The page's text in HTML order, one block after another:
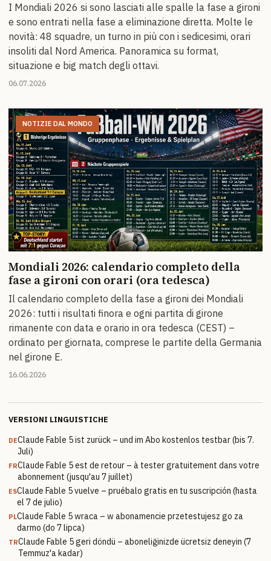
I Mondiali 2026 si sono lasciati alle spalle la fase a gironi
e sono entrati nella fase a eliminazione diretta. Molte le
novità: 48 squadre, un turno in più con i sedicesimi, orari
insoliti dal Nord America. Panoramica su format,
situazione e big match degli ottavi.
06.07.2026
NOTIZIE DAL MONDO
Mondiali 2026: calendario completo della
fase a gironi con orari (ora tedesca)
Il calendario completo della fase a gironi dei Mondiali
2026: tutti i risultati finora e ogni partita di girone
rimanente con data e orario in ora tedesca (CEST) –
ordinato per giornata, comprese le partite della Germania
nel girone E.
16.06.2026
VERSIONI LINGUISTICHE
DEClaude Fable 5 ist zurück – und im Abo kostenlos testbar (bis 7.
Juli)
FRClaude Fable 5 est de retour – à tester gratuitement dans votre
abonnement (jusqu'au 7 juillet)
ESClaude Fable 5 vuelve – pruébalo gratis en tu suscripción (hasta
el 7 de julio)
PLClaude Fable 5 wraca – w abonamencie przetestujesz go za
darmo (do 7 lipca)
TRClaude Fable 5 geri döndü – aboneliğinizde ücretsiz deneyin (7
Temmuz'a kadar)